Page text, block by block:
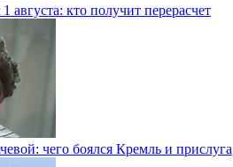
августа: кто получит перерасчет
чего боялся Кремль и прислуга